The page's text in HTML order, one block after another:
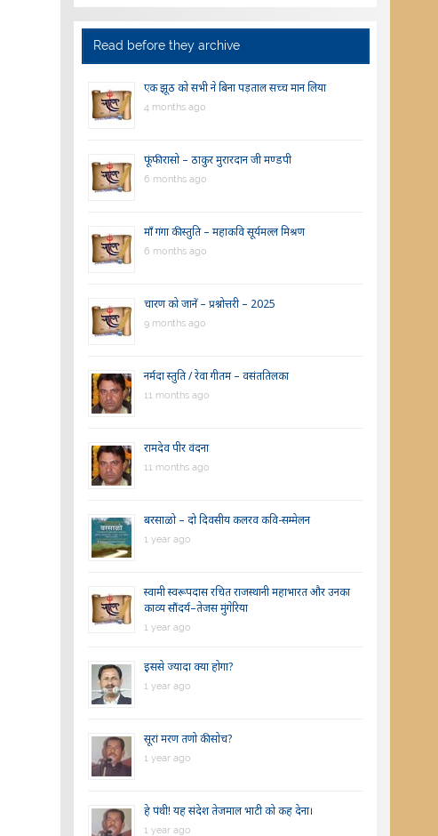
Read before they archive
एक झूठ को सभी ने बिना पड़ताल सच्च मान लिया
4 months ago
फूंफी रासो – ठाकुर मुरारदान जी मण्डपी
6 months ago
माँ गंगा की स्तुति – महाकवि सूर्यमल्ल मिश्रण
6 months ago
चारण को जानें – प्रश्नोत्तरी – 2025
9 months ago
नर्मदा स्तुति / रेवा गीतम – वसंततिलका
11 months ago
रामदेव पीर वंदना
11 months ago
बरसाळो – दो दिवसीय कलरव कवि-सम्मेलन
1 year ago
स्वामी स्वरूपदास रचित राजस्थानी महाभारत और उनका
काव्य सौंदर्य–तेजस मुंगेरिया
1 year ago
इससे ज्यादा क्या होगा?
1 year ago
सूरां मरण तणो की सोच?
1 year ago
हे पंथी! यह संदेश तेजमाल भाटी को कह देना।
1 year ago